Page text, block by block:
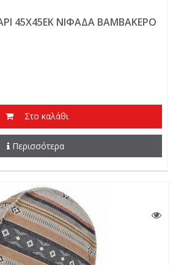
45Χ45ΕΚ ΝΙΦΑΔΑ ΒΑΜΒΑΚΕΡΟ
Στο καλάθι
Περισσότερα